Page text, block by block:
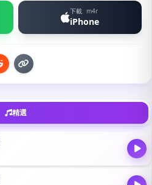
下載 m4r
iPhone
精選